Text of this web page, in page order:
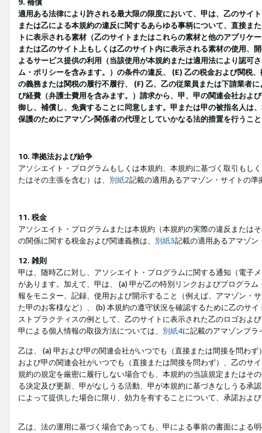
9. 補償
適用ある法律により許される最大限の限度において、甲は、乙のサイ
または乙による本規約の違反に関するあらゆる事柄について、直接ま
トに表示される素材（乙のサイトまたはこれらの素材と他のアプリ
または乙のサイト上もしくは乙のサイト内に表示される素材の使用、
よるサービス提供の利用（当該使用が本規約または適用法により認可
ム・ポリシーを含みます。）の条件の違反、 (E) 乙の税金および関税
の義務または関税の履行不履行、 (F) 乙、乙の従業員または下請業者
び経費（弁護士費用を含みます。）請求から、甲、甲の関連会社およ
御し、補償し、免責することに同意します。甲または甲の被指名人は
保護のためにアマゾン関係者の代理としていかなる法的措置を行うこ
10. 準拠法および紛争
アソシエイト・プログラムもしくは本規約、本規約に基づく取引もし
たはその主張を含む）は、 別紙2記載の適用あるアマゾン・サイトの
11. 税金
アソシエイト・プログラムまたは本規約（本規約の実際の違反または
の関係に関する税金および関連義務は、 別紙3記載の適用あるアマゾン
12. 雑則
甲は、随時乙に対し、アソシエイト・プログラムに関する通知（電子
があります。加えて、甲は、 (a) 甲が乙の特別リンクおよびプログラ
報をモニター、記録、使用および開示すること（例えば、アマゾン・
た甲のお客様など）、 (b) 本規約の遵守状況を確認するために乙のサ
ストプラクティスの例として、乙のサイトに表示された乙のロゴおよ
甲による個人情報の取扱方法については、 別紙4に記載のアマゾンプ
乙は、 (a) 甲および甲の関連会社がいつでも（直接または間接を問わ
および甲の関連会社がいつでも（直接または間接を問わず）、乙のサ
規約の規定を厳密に履行しない場合でも、本規約の当該規定またはそ
る決定及び更新、甲がなしうる活動、甲が本規約に基づきなしうる承
によって提供した場合に限り、効力を有することについて、承諾およ
乙は、法の運用に基づく場合であっても、甲による事前の書面による